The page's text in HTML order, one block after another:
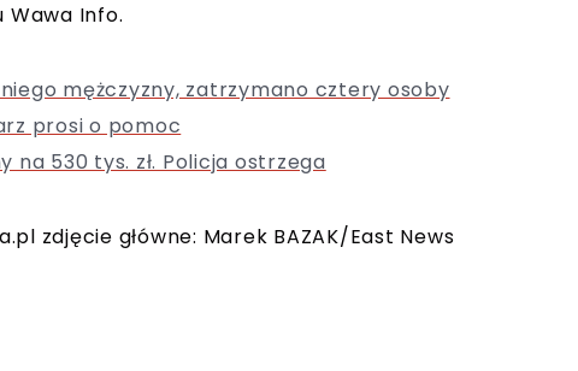
Info.
mężczyzny, zatrzymano cztery osoby
prosi o pomoc
na 530 tys. zł. Policja ostrzega
zdjęcie główne: Marek BAZAK/East News